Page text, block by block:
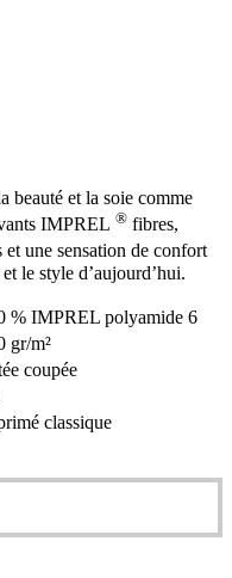
beauté et la soie comme
IMPREL ® fibres,
une sensation de confort
le style d’aujourd’hui.
% IMPREL polyamide 6
gr/m²
coupée
classique